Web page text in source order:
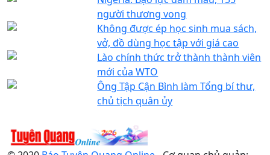
người thương vong
Không được ép học sinh mua sách,
vở, đồ dùng học tập với giá cao
Lào chính thức trở thành thành viên
mới của WTO
Ông Tập Cận Bình làm Tổng bí thư,
chủ tịch quân ủy